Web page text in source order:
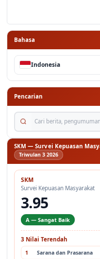
Bahasa
Indonesia
Pencarian
Cari berita, pengumuman...
SKM — Survei Kepuasan
Triwulan 3 2026
SKM
Survei Kepuasan Masyarakat
3.95
A — Sangat Baik
3 Nilai Terendah
1 Sarana dan Prasarana